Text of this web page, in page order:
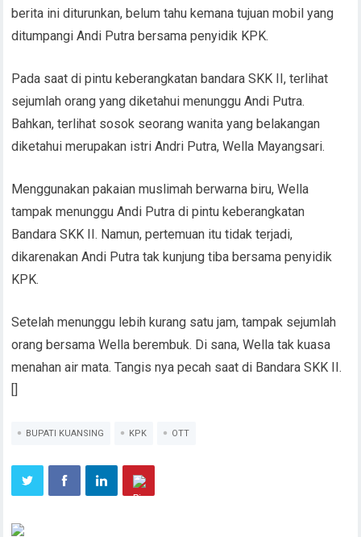
berita ini diturunkan, belum tahu kemana tujuan mobil yang
ditumpangi Andi Putra bersama penyidik KPK.
Pada saat di pintu keberangkatan bandara SKK II, terlihat
sejumlah orang yang diketahui menunggu Andi Putra.
Bahkan, terlihat sosok seorang wanita yang belakangan
diketahui merupakan istri Andri Putra, Wella Mayangsari.
Menggunakan pakaian muslimah berwarna biru, Wella
tampak menunggu Andi Putra di pintu keberangkatan
Bandara SKK II. Namun, pertemuan itu tidak terjadi,
dikarenakan Andi Putra tak kunjung tiba bersama penyidik
KPK.
Setelah menunggu lebih kurang satu jam, tampak sejumlah
orang bersama Wella berembuk. Di sana, Wella tak kuasa
menahan air mata. Tangis nya pecah saat di Bandara SKK II.
BUPATI KUANSING KPK OTT